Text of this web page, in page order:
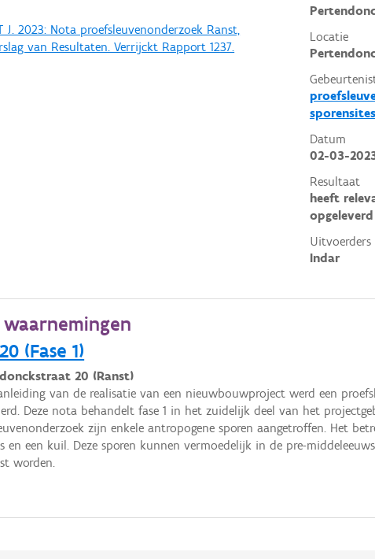
Locatie
sporensites
Datum
02-03-
Resultaat
heeft
opgeleverd
Uitvoerders
Indar
J. 2023: Nota proefsleuvenonderzoek Ranst,
van Resultaten. Verrijckt Rapport 1237.
(Fase 1)
20 (Ranst)
van de realisatie van een nieuwbouwproject werd een
Deze nota behandelt fase 1 in het zuidelijk deel van het
zijn enkele antropogene sporen aangetroffen. Het
en een kuil. Deze sporen kunnen vermoedelijk in de pre-
worden.